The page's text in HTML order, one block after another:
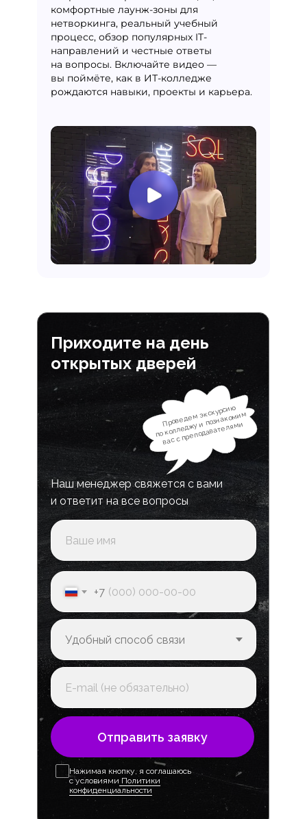
комфортные лаунж-зоны для
нетворкинга, реальный учебный
процесс, обзор популярных IT-
направлений и честные ответы
на вопросы. Включайте видео —
вы поймёте, как в ИТ-колледже
рождаются навыки, проекты и карьера.
Приходите на день
открытых дверей
Наш менеджер свяжется с вами
и ответит на все вопросы
+7
Проведем экскурсию
по колледжу и познакомим
вас с преподавателями
Отправить заявку
Нажимая кнопку, я соглашаюсь
с условиями Политики
конфиденциальности